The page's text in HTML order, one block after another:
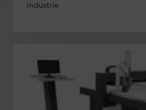
Industrie